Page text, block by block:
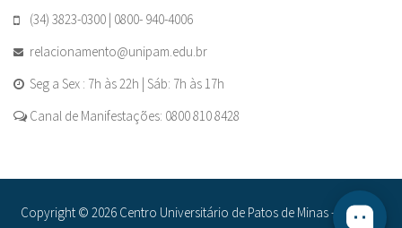
(34) 3823-0300 | 0800- 940-4006
relacionamento@unipam.edu.br
Seg a Sex : 7h às 22h | Sáb: 7h às 17h
Canal de Manifestações: 0800 810 8428
Copyright © 2026 Centro Universitário de Patos de Minas - UNIPAM.